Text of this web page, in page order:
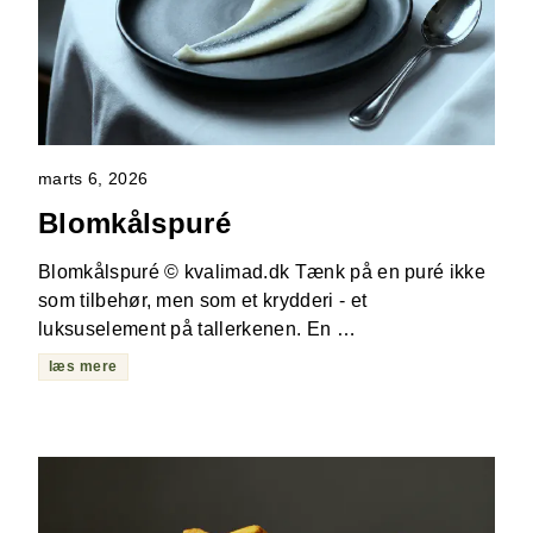
marts 6, 2026
Blomkålspuré
Blomkålspuré © kvalimad.dk Tænk på en puré ikke
som tilbehør, men som et krydderi - et
luksuselement på tallerkenen. En …
læs mere